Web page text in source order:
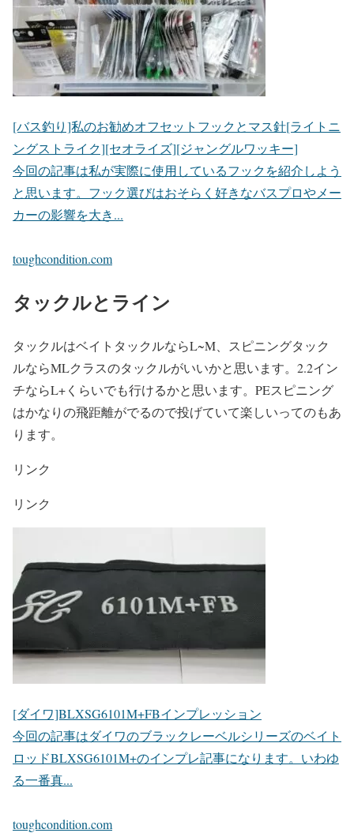
[バス釣り]私のお勧めオフセットフックとマス針[ライトニ
ングストライク][セオライズ][ジャングルワッキー]
今回の記事は私が実際に使用しているフックを紹介しよう
と思います。フック選びはおそらく好きなバスプロやメー
カーの影響を大き...
toughcondition.com
タックルとライン
タックルはベイトタックルならL~M、スピニングタック
ルならMLクラスのタックルがいいかと思います。2.2イン
チならL+くらいでも行けるかと思います。PEスピニング
はかなりの飛距離がでるので投げていて楽しいってのもあ
ります。
リンク
リンク
[ダイワ]BLXSG6101M+FBインプレッション
今回の記事はダイワのブラックレーベルシリーズのベイト
ロッドBLXSG6101M+のインプレ記事になります。いわゆ
る一番真...
toughcondition.com